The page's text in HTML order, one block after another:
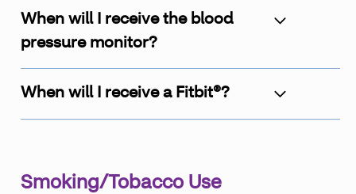
When will I receive the blood
pressure monitor?
When will I receive a Fitbit®?
Smoking/Tobacco Use